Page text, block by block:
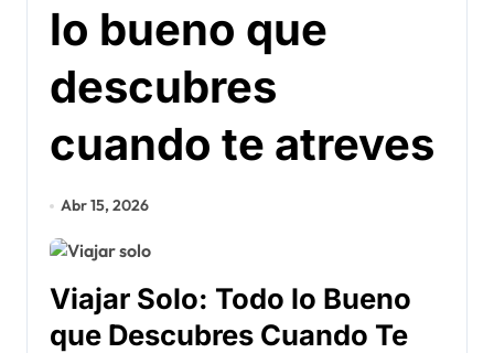
lo bueno que
descubres
cuando te atreves
Abr 15, 2026
Viajar Solo: Todo lo Bueno
que Descubres Cuando Te